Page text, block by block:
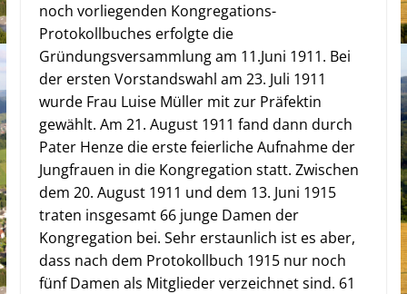
noch vorliegenden Kongregations-
Protokollbuches erfolgte die
Gründungsversammlung am 11.Juni 1911. Bei
der ersten Vorstandswahl am 23. Juli 1911
wurde Frau Luise Müller mit zur Präfektin
gewählt. Am 21. August 1911 fand dann durch
Pater Henze die erste feierliche Aufnahme der
Jungfrauen in die Kongregation statt. Zwischen
dem 20. August 1911 und dem 13. Juni 1915
traten insgesamt 66 junge Damen der
Kongregation bei. Sehr erstaunlich ist es aber,
dass nach dem Protokollbuch 1915 nur noch
fünf Damen als Mitglieder verzeichnet sind. 61